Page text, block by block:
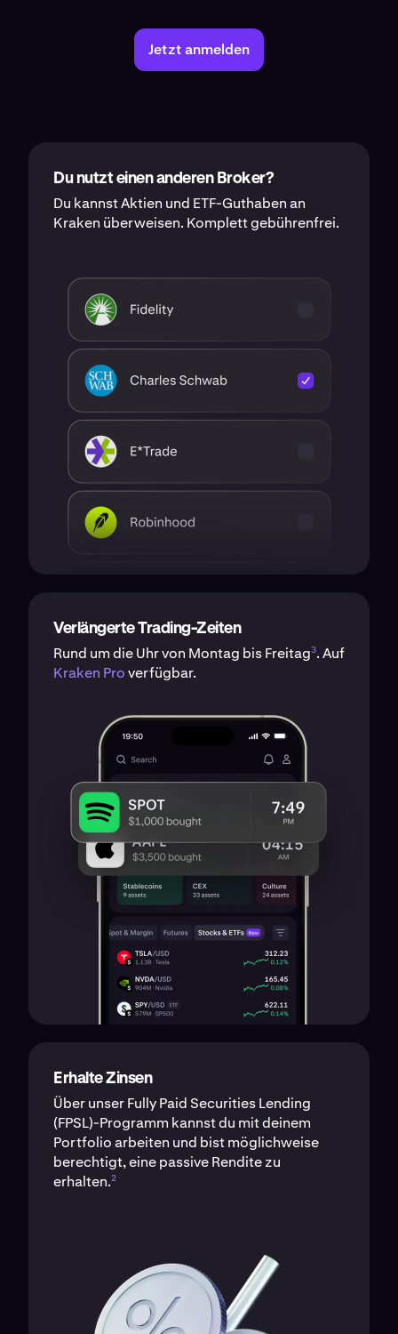
Jetzt anmelden
Du nutzt einen anderen Broker?
Du kannst Aktien und ETF-Guthaben an
Kraken überweisen. Komplett gebührenfrei.
Verlängerte Trading-Zeiten
Rund um die Uhr von Montag bis Freitag3. Auf
Kraken Proverfügbar.
Erhalte Zinsen
Über unser Fully Paid Securities Lending
(FPSL)-Programm kannst du mit deinem
Portfolio arbeiten und bist möglichweise
berechtigt, eine passive Rendite zu
erhalten.2